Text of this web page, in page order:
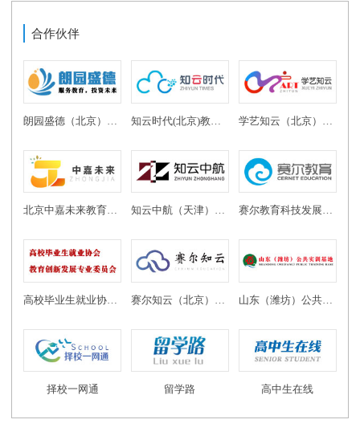
合作伙伴
北京中嘉未来教育科技有限公司 知云中航（天津）教育科技有限公司 赛尔教育科技发展有限公司
山东（潍坊）公共实训基地
择校一网通 留学路 高中生在线